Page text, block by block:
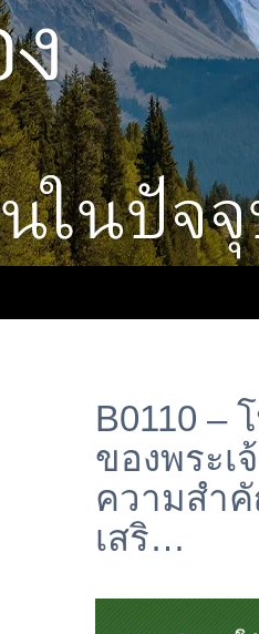
B0110 –
ของพระเ
ความสำ
เสริ…